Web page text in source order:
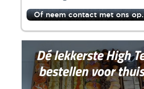
Of neem contact met ons op.